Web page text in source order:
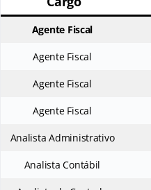
Agente Fiscal
Agente Fiscal
Agente Fiscal
Agente Fiscal
Analista Administrativo
Analista Contábil